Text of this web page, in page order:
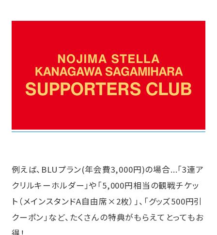
例えば、BLUプラン(年会費3,000円)の場合...「3連ア
クリルキーホルダー」や「5,000円相当の観戦チケッ
ト（メインスタンドA自由席×2枚）」、「グッズ500円引
クーポン」など、たくさんの特典がもらえてとってもお